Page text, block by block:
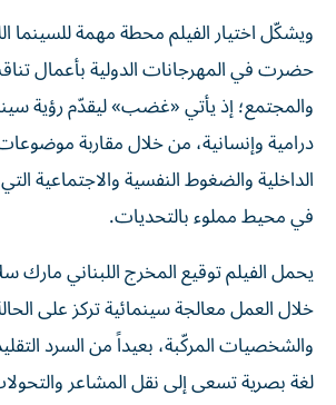
ويشكّل اختيار الفيلم محطة مهمة للسينما
حضرت في المهرجانات الدولية بأعمال
والمجتمع؛ إذ يأتي «غضب» ليقدّم رؤية
درامية وإنسانية، من خلال مقاربة
الداخلية والضغوط النفسية والاجتماعية
في محيط مملوء بالتحديات.
يحمل الفيلم توقيع المخرج اللبناني مارك
خلال العمل معالجة سينمائية تركز على
والشخصيات المركّبة، بعيداً من السرد
لغة بصرية تسعى إلى نقل المشاعر